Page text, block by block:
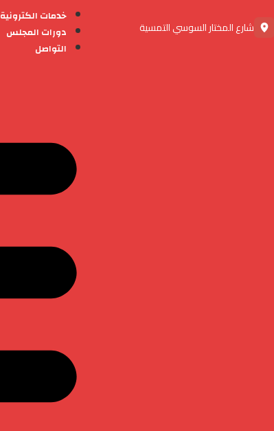
شارع المختار السوسي التمسية
خدمات الكترونية
دورات المجلس
التواصل